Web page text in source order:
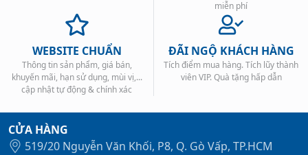
miễn phí
WEBSITE CHUẨN
Thông tin sản phẩm, giá bán,
khuyến mãi, hạn sử dụng, mùi vị,...
cập nhật tự động & chính xác
ĐÃI NGỘ KHÁCH HÀNG
Tích điểm mua hàng. Tích lũy thành
viên VIP. Quà tặng hấp dẫn
CỬA HÀNG
519/20 Nguyễn Văn Khối, P8, Q. Gò Vấp, TP.HCM